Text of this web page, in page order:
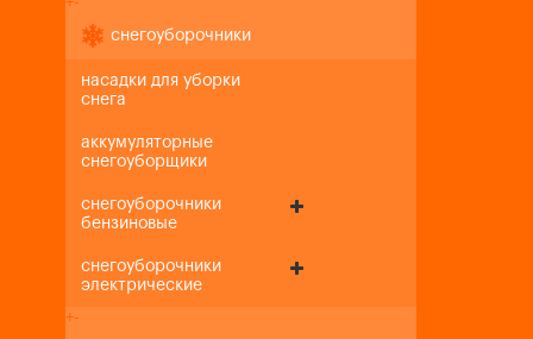
снегоуборочники
насадки для уборки
снега
аккумуляторные
снегоуборщики
снегоуборочники
бензиновые
снегоуборочники
электрические
+-